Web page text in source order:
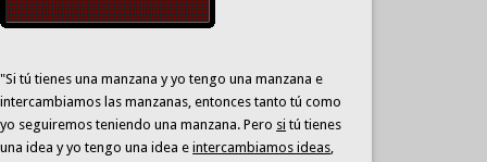
"Si tú tienes una manzana y yo tengo una manzana e
intercambiamos las manzanas, entonces tanto tú como
yo seguiremos teniendo una manzana. Pero si tú tienes
una idea y yo tengo una idea eintercambiamos ideas,